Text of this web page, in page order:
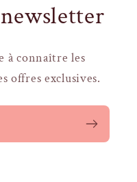
à connaître les
offres exclusives.